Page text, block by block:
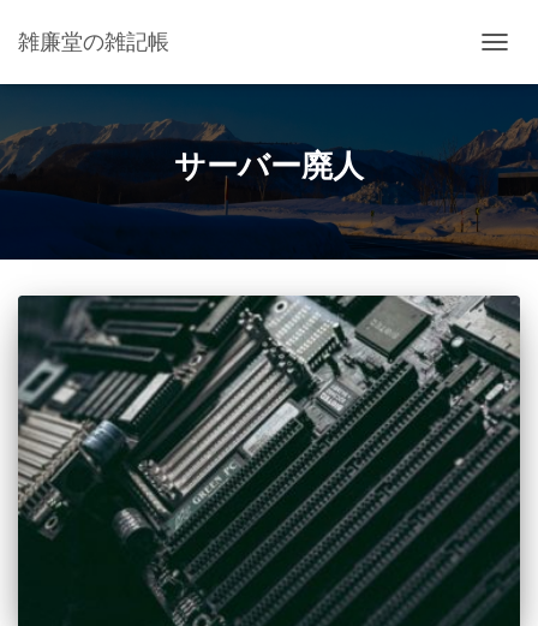
雑廉堂の雑記帳
ビ
ー
シ
ョ
ン
を
切
え
サーバー廃人